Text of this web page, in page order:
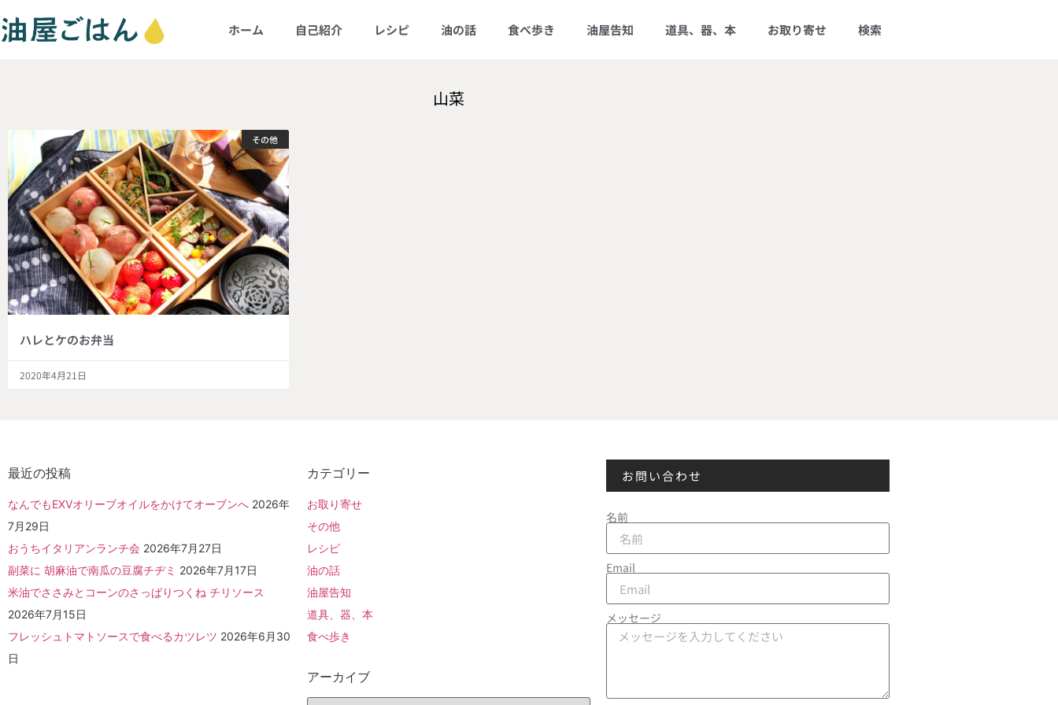
ホーム 自己紹介 レシピ 油の話 食べ歩き 油屋告知 道具、器、本 お取り寄せ 検索
山菜
その他
ハレとケのお弁当
2020年4月21日
最近の投稿
なんでもEXVオリーブオイルをかけてオーブンへ 2026年
7月29日
おうちイタリアンランチ会 2026年7月27日
副菜に 胡麻油で南瓜の豆腐チヂミ 2026年7月17日
米油でささみとコーンのさっぱりつくね チリソース
2026年7月15日
フレッシュトマトソースで食べるカツレツ 2026年6月30
日
カテゴリー
お取り寄せ
その他
レシピ
油の話
油屋告知
道具、器、本
食べ歩き
アーカイブ
お問い合わせ
名前
Email
メッセージ